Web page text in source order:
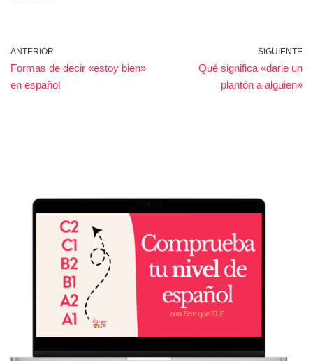
ANTERIOR
Formas de decir «estoy bien»
en español
SIGUIENTE
Qué significa «darle un
plantón a alguien»